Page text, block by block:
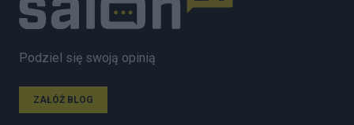
Podziel się swoją opinią
ZAŁÓŻ BLOG